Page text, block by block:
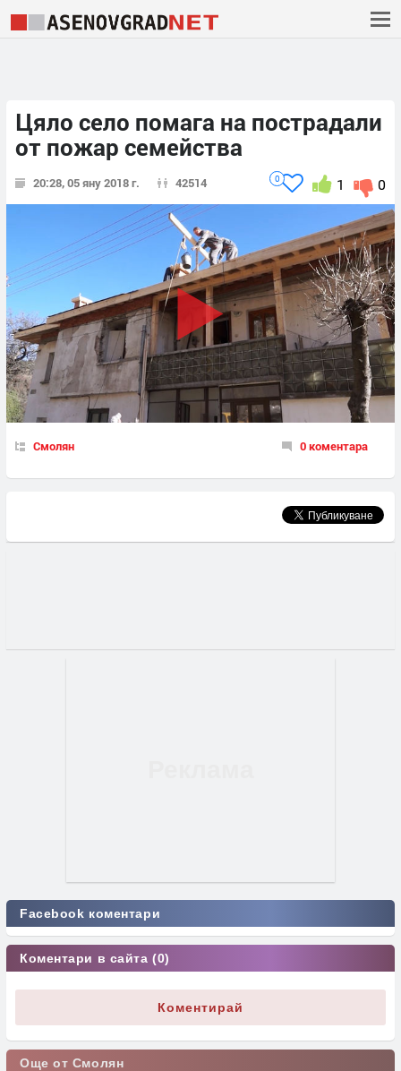
Цяло село помага на пострадали
от пожар семейства
20:28, 05 яну 2018 г. 42514 0
1
0
Смолян 0 коментара
Facebook коментари
Коментари в сайта (0)
Коментирай
Още от Смолян